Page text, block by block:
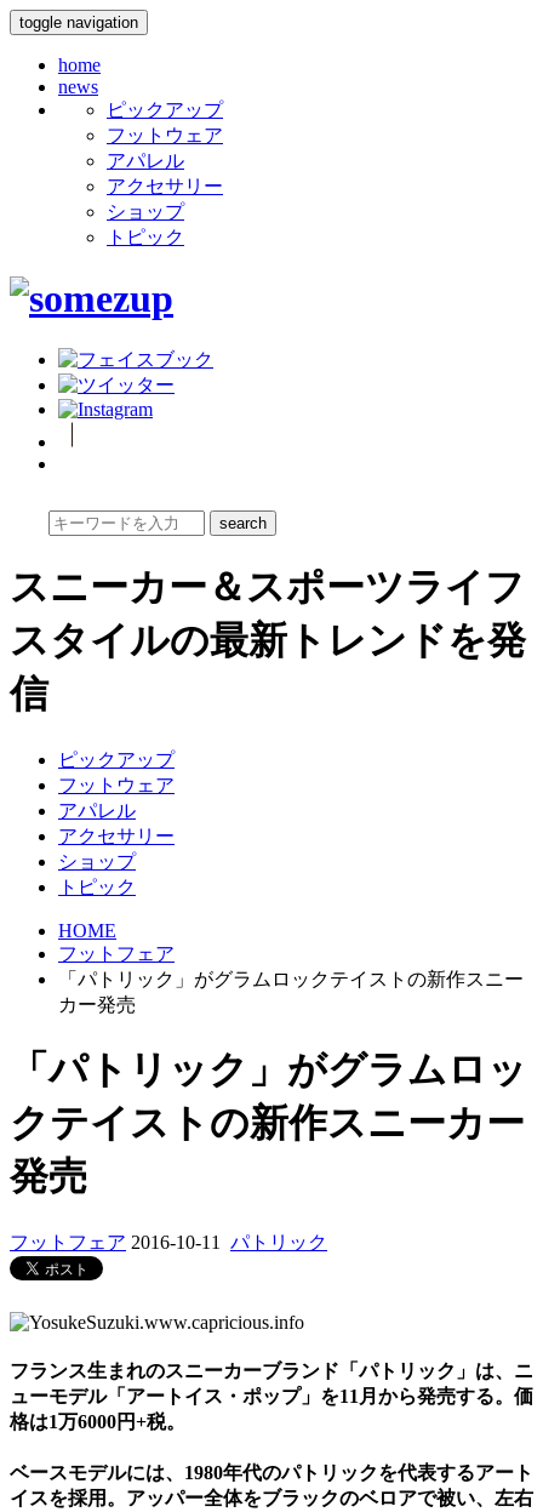
toggle navigation
home
news
ピックアップ
フットウェア
アパレル
アクセサリー
ショップ
トピック
スニーカー＆スポーツライフ
スタイルの最新トレンドを発
信
ピックアップ
フットウェア
アパレル
アクセサリー
ショップ
トピック
HOME
フットフェア
「パトリック」がグラムロックテイストの新作スニー
カー発売
「パトリック」がグラムロッ
クテイストの新作スニーカー
発売
フットフェア 2016-10-11 パトリック
フランス生まれのスニーカーブランド「パトリック」は、ニ
ューモデル「アートイス・ポップ」を11月から発売する。価
格は1万6000円+税。
ベースモデルには、1980年代のパトリックを代表するアート
イスを採用。アッパー全体をブラックのベロアで被い、左右